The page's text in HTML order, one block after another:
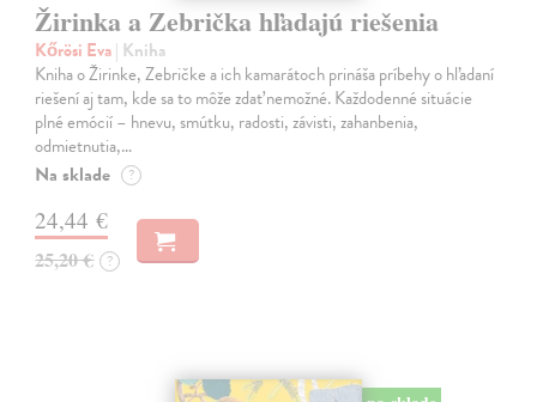
Žirinka a Zebrička hľadajú riešenia
Kőrösi Eva| Kniha
Kniha o Žirinke, Zebričke a ich kamarátoch prináša príbehy o hľadaní
riešení aj tam, kde sa to môže zdať nemožné. Každodenné situácie
plné emócií – hnevu, smútku, radosti, závisti, zahanbenia,
odmietnutia,…
Na sklade ?
24,44 €
25,20 € ?